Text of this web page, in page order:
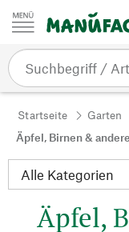
Zum Inhalt springen
Startseite Garten
Äpfel, Birnen &
Äpfel,